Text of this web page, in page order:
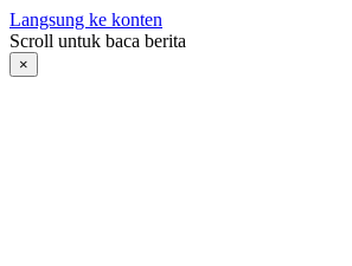
Langsung ke konten
Scroll untuk baca berita
×